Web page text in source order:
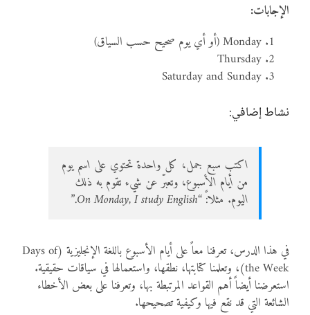
الإجابات:
Monday (أو أي يوم صحيح حسب السياق)
Thursday
Saturday and Sunday
نشاط إضافي:
اكتب سبع جمل، كل واحدة تحتوي على اسم يوم
من أيام الأسبوع، وتعبّر عن شيء تقوم به ذلك
اليوم. مثلاً: “On Monday, I study English.”
في هذا الدرس، تعرفنا معاً على أيام الأسبوع باللغة الإنجليزية (Days of
the Week)، وتعلمنا كتابتها، نطقها، واستعمالها في سياقات حقيقية.
استعرضنا أيضاً أهم القواعد المرتبطة بها، وتعرفنا على بعض الأخطاء
الشائعة التي قد نقع فيها وكيفية تصحيحها.